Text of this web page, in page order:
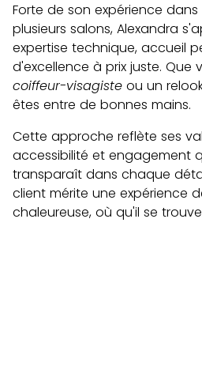
Forte de son expérience
plusieurs salons, Alexandra
expertise technique, accueil
d'excellence à prix juste. Que
coiffeur-visagiste ou un
êtes entre de bonnes mains.
Cette approche reflète ses
accessibilité et engagement
transparaît dans chaque
client mérite une expérience
chaleureuse, où qu'il se